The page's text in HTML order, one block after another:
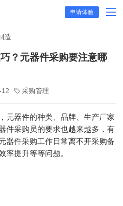
申请体验
造
？元器件采购要注意哪
采购管理
元器件的种类、品牌、生产厂家
件采购员的要求也越来越多，有
器件采购工作日常离不开采购备
率提升等等问题。